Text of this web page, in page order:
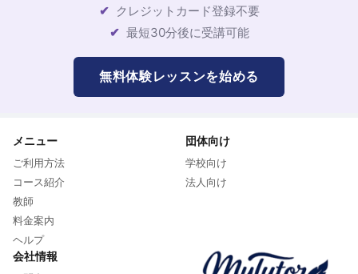
クレジットカード登録不要
最短30分後に受講可能
無料体験レッスンを始める
メニュー
ご利用方法
コース紹介
教師
料金案内
ヘルプ
団体向け
学校向け
法人向け
会社情報